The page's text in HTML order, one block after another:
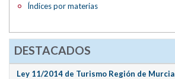
Índices por materias
DESTACADOS
Ley 11/2014 de Turismo Región de Murcia